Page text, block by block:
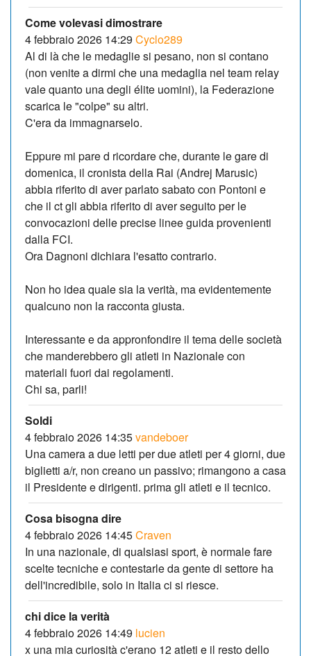
Come volevasi dimostrare
4 febbraio 2026 14:29 Cyclo289
Al di là che le medaglie si pesano, non si contano
(non venite a dirmi che una medaglia nel team relay
vale quanto una degli élite uomini), la Federazione
scarica le "colpe" su altri.
C'era da immagnarselo.
Eppure mi pare d ricordare che, durante le gare di
domenica, il cronista della Rai (Andrej Marusic)
abbia riferito di aver parlato sabato con Pontoni e
che il ct gli abbia riferito di aver seguito per le
convocazioni delle precise linee guida provenienti
dalla FCI.
Ora Dagnoni dichiara l'esatto contrario.
Non ho idea quale sia la verità, ma evidentemente
qualcuno non la racconta giusta.
Interessante e da appronfondire il tema delle società
che manderebbero gli atleti in Nazionale con
materiali fuori dai regolamenti.
Chi sa, parli!
Soldi
4 febbraio 2026 14:35vandeboer
Una camera a due letti per due atleti per 4 giorni, due
biglietti a/r, non creano un passivo; rimangono a casa
il Presidente e dirigenti. prima gli atleti e il tecnico.
Cosa bisogna dire
4 febbraio 2026 14:45Craven
In una nazionale, di qualsiasi sport, è normale fare
scelte tecniche e contestarle da gente di settore ha
dell'incredibile, solo in Italia ci si riesce.
chi dice la verità
4 febbraio 2026 14:49 lucien
x una mia curiosità c'erano 12 atleti e il resto dello